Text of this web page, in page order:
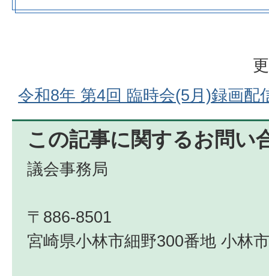
令和8年 第4回 臨時会(5月)録画配
この記事に関するお問い
議会事務局
〒886-8501
宮崎県小林市細野300番地 小林